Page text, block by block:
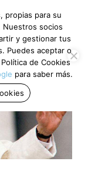
propias para su
socios
y gestionar tus
Puedes aceptar o
de Cookies
para saber más.